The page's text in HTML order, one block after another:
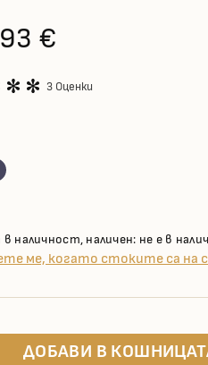
€
3 Оценки
в наличност, наличен: не е в
ме, когато стоките са на
ДОБАВИ В